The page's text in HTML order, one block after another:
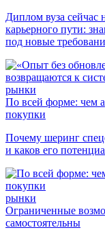
Диплом вуза сейчас
карьерного пути:
под новые
рынки
По всей форме: чем
покупки
Почему шеринг
и каков его
рынки
Ограниченные
самостоятельны